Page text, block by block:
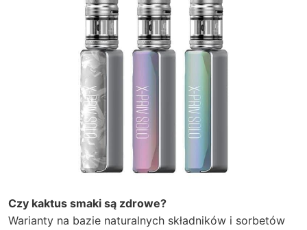
Czy kaktus smaki są zdrowe?
Warianty na bazie naturalnych składników i sorbetów